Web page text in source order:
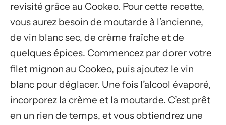
revisité grâce au Cookeo. Pour cette recette,
vous aurez besoin de moutarde à l’ancienne,
de vin blanc sec, de crème fraîche et de
quelques épices. Commencez par dorer votre
filet mignon au Cookeo, puis ajoutez le vin
blanc pour déglacer. Une fois l’alcool évaporé,
incorporez la crème et la moutarde. C’est prêt
en un rien de temps, et vous obtiendrez une